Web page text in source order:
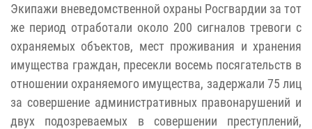
Экипажи вневедомственной охраны Росгвардии за тот
же период отработали около 200 сигналов тревоги с
охраняемых объектов, мест проживания и хранения
имущества граждан, пресекли восемь посягательств в
отношении охраняемого имущества, задержали 75 лиц
за совершение административных правонарушений и
двух подозреваемых в совершении преступлений,